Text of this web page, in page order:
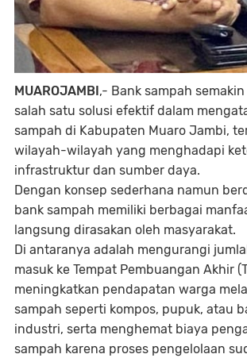
MUAROJAMBI ,- Bank sampah
salah satu solusi efektif dalam
sampah di Kabupaten Muaro Jambi,
wilayah-wilayah yang menghadapi
infrastruktur dan sumber daya.
Dengan konsep sederhana namun
bank sampah memiliki berbagai
langsung dirasakan oleh masyarakat.
Di antaranya adalah mengurangi
masuk ke Tempat Pembuangan Akhir
meningkatkan pendapatan warga
sampah seperti kompos, pupuk, atau
industri, serta menghemat biaya
sampah karena proses pengelolaan